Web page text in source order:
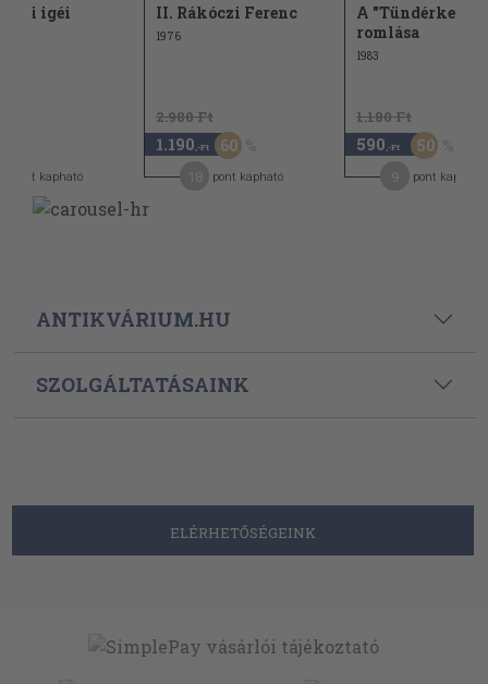
igéi
pont kapható
II. Rákóczi Ferenc
1976
2.980 Ft
1.190 ,-Ft 60
pont kapható
A "Tündérkert"
romlása
1983
1.180 Ft
590 ,-Ft 50
pont kapható
ANTIKVÁRIUM.HU
SZOLGÁLTATÁSAINK
ELÉRHETŐSÉGEINK